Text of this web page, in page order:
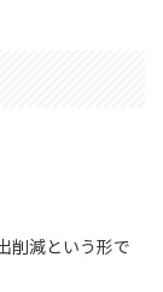
削減という形で